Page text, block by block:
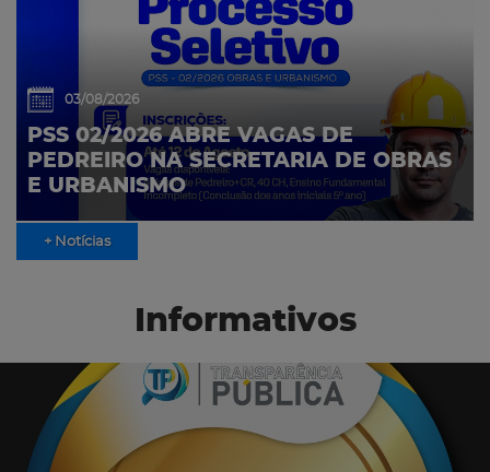
03/08/2026
PSS 02/2026 ABRE VAGAS DE
PEDREIRO NA SECRETARIA DE OBRAS
E URBANISMO
+ Notícias
Informativos